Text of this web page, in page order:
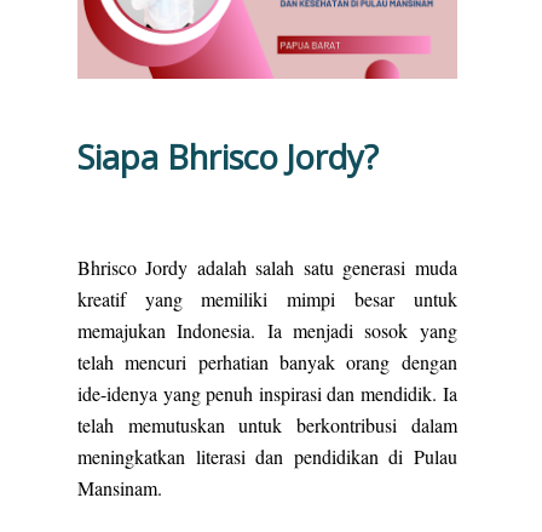
Siapa Bhrisco Jordy?
Bhrisco Jordy adalah salah satu generasi muda
kreatif yang memiliki mimpi besar untuk
memajukan Indonesia. Ia menjadi sosok yang
telah mencuri perhatian banyak orang dengan
ide-idenya yang penuh inspirasi dan mendidik. Ia
telah memutuskan untuk berkontribusi dalam
meningkatkan literasi dan pendidikan di Pulau
Mansinam.